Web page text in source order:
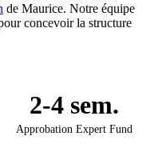
de Maurice. Notre équipe
concevoir la structure
2-4 sem.
Approbation Expert Fund